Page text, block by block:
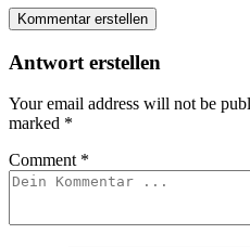
Kommentar erstellen
Antwort erstellen
Your email address will not be
marked *
Comment *